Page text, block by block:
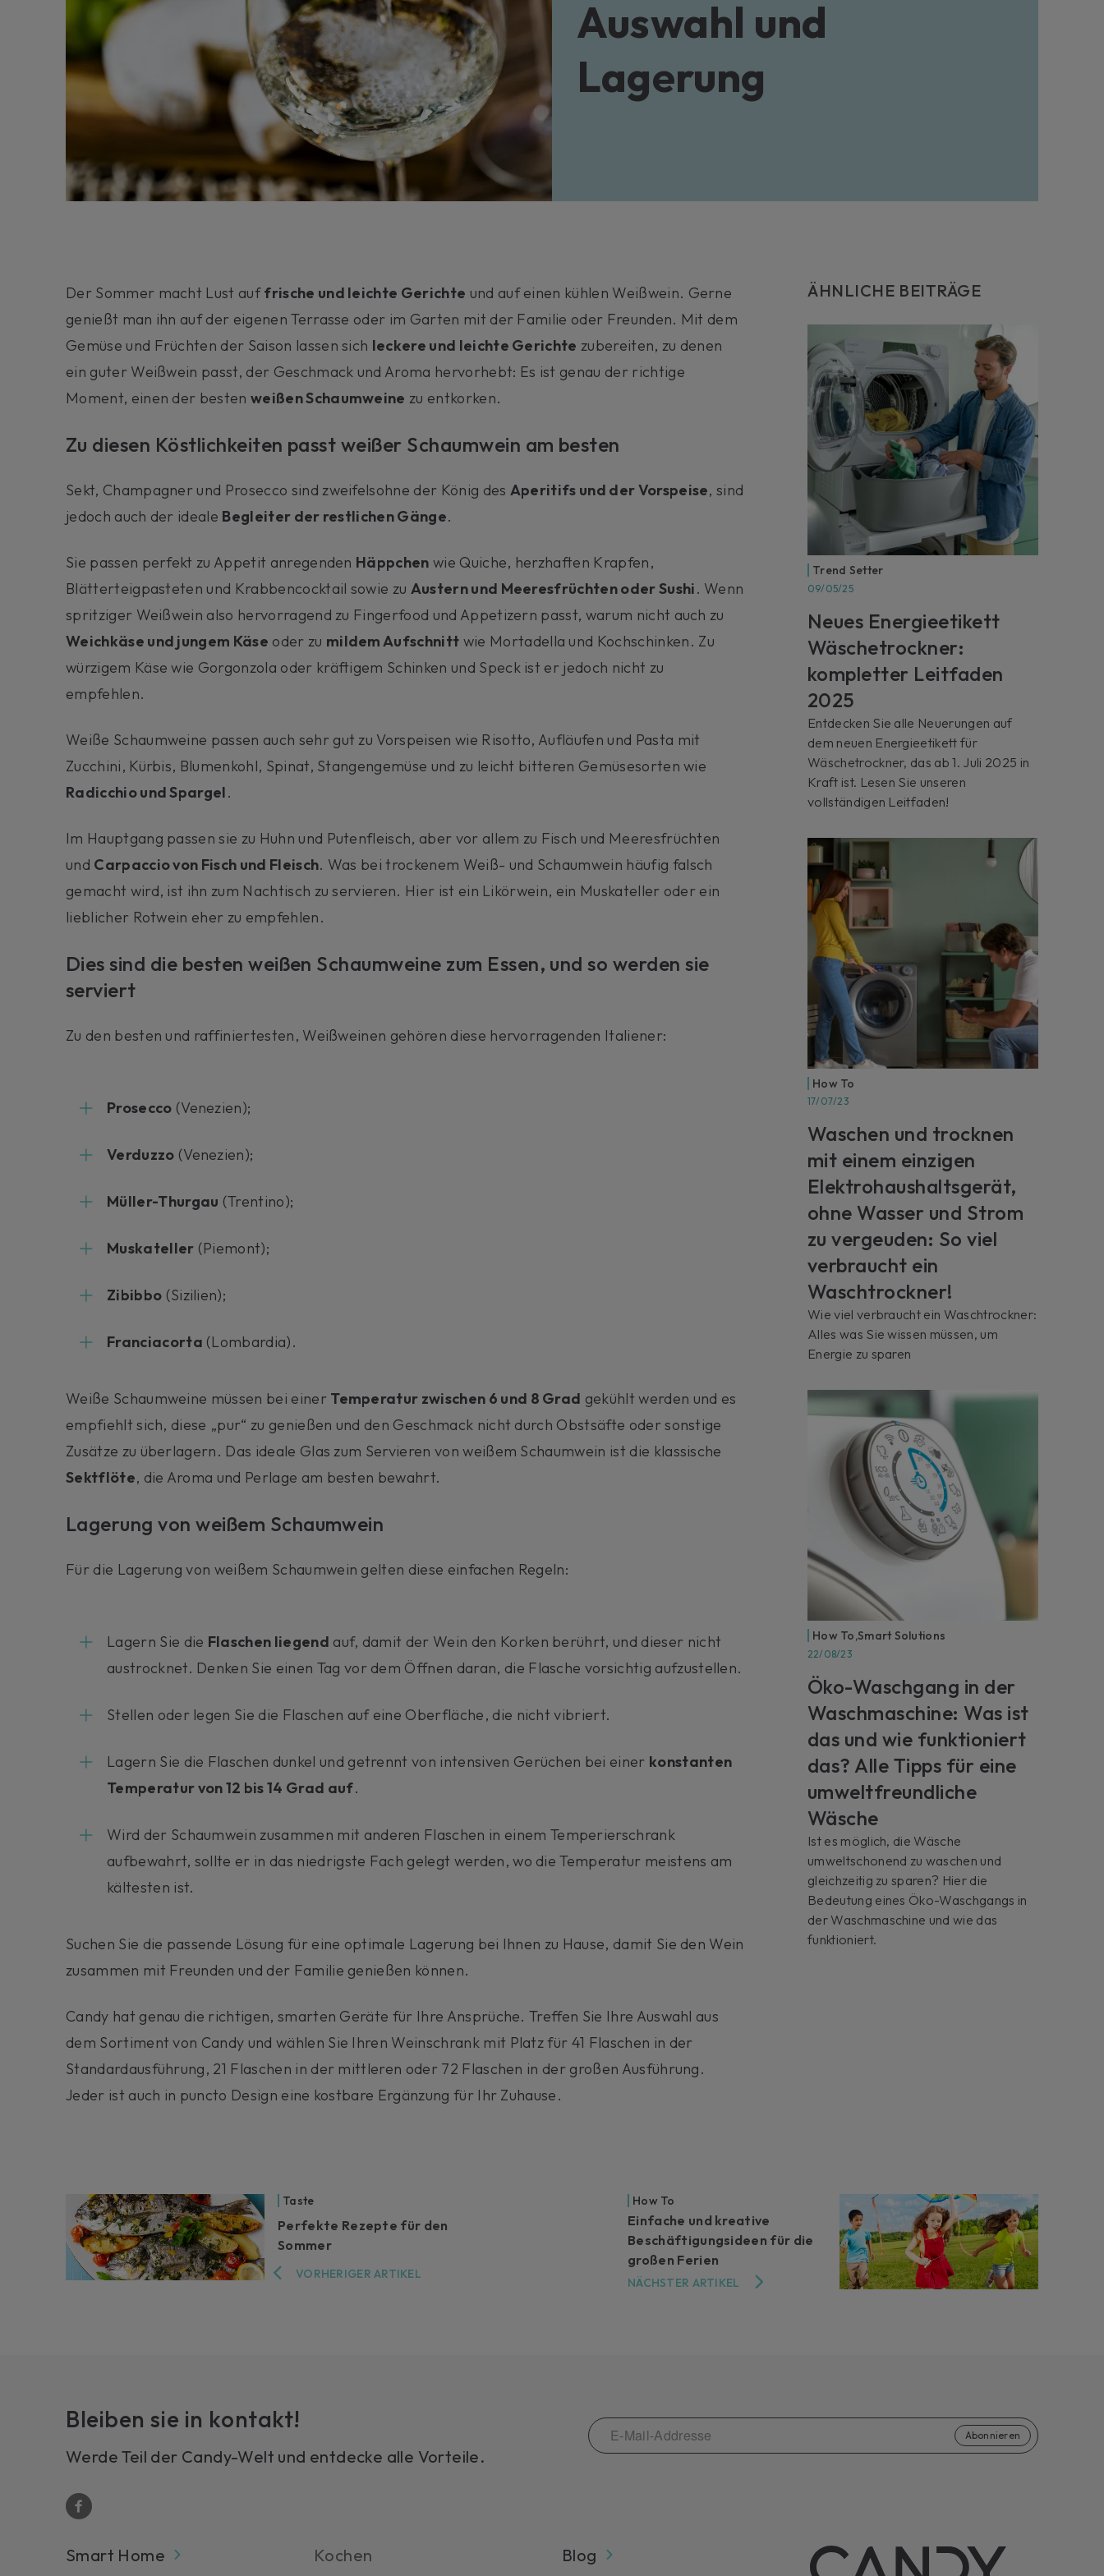
Um sich vor unvorhergesehenen Ausgaben zu schützen, sollten
Sie eine Serviceverlängerung für Ihr Haushaltsgerät anfordern.
Auswahl und
Lagerung
Der Sommer macht Lust auffrische und leichte Gerichte und auf einen kühlen Weißwein. Gerne
genießt man ihn auf der eigenen Terrasse oder im Garten mit der Familie oder Freunden. Mit dem
Gemüse und Früchten der Saison lassen sich leckere und leichte Gerichte zubereiten, zu denen
ein guter Weißwein passt, der Geschmack und Aroma hervorhebt: Es ist genau der richtige
Moment, einen der bestenweißen Schaumweine zu entkorken.
Zu diesen Köstlichkeiten passt weißer Schaumwein am besten
Sekt, Champagner und Prosecco sind zweifelsohne der König des Aperitifs und der Vorspeise, sind
jedoch auch der ideale Begleiter der restlichen Gänge.
Sie passen perfekt zu Appetit anregenden Häppchen wie Quiche, herzhaften Krapfen,
Blätterteigpasteten und Krabbencocktail sowie zu Austern und Meeresfrüchten oder Sushi. Wenn
spritziger Weißwein also hervorragend zu Fingerfood und Appetizern passt, warum nicht auch zu
Weichkäse und jungem Käse oder zu mildem Aufschnitt wie Mortadella und Kochschinken. Zu
würzigem Käse wie Gorgonzola oder kräftigem Schinken und Speck ist er jedoch nicht zu
empfehlen.
Weiße Schaumweine passen auch sehr gut zu Vorspeisen wie Risotto, Aufläufen und Pasta mit
Zucchini, Kürbis, Blumenkohl, Spinat, Stangengemüse und zu leicht bitteren Gemüsesorten wie
Radicchio und Spargel.
Im Hauptgang passen sie zu Huhn und Putenfleisch, aber vor allem zu Fisch und Meeresfrüchten
und Carpaccio von Fisch und Fleisch. Was bei trockenem Weiß- und Schaumwein häufig falsch
gemacht wird, ist ihn zum Nachtisch zu servieren. Hier ist ein Likörwein, ein Muskateller oder ein
lieblicher Rotwein eher zu empfehlen.
Dies sind die besten weißen Schaumweine zum Essen, und so werden sie
serviert
Zu den besten und raffiniertesten, Weißweinen gehören diese hervorragenden Italiener:
Prosecco (Venezien);
Verduzzo (Venezien);
Müller-Thurgau (Trentino);
Muskateller (Piemont);
Zibibbo (Sizilien);
Franciacorta (Lombardia).
Weiße Schaumweine müssen bei einer Temperatur zwischen 6 und 8 Grad gekühlt werden und es
empfiehlt sich, diese „pur“ zu genießen und den Geschmack nicht durch Obstsäfte oder sonstige
Zusätze zu überlagern. Das ideale Glas zum Servieren von weißem Schaumwein ist die klassische
Sektflöte, die Aroma und Perlage am besten bewahrt.
Lagerung von weißem Schaumwein
Für die Lagerung von weißem Schaumwein gelten diese einfachen Regeln:
Lagern Sie die Flaschen liegend auf, damit der Wein den Korken berührt, und dieser nicht
austrocknet. Denken Sie einen Tag vor dem Öffnen daran, die Flasche vorsichtig aufzustellen.
Stellen oder legen Sie die Flaschen auf eine Oberfläche, die nicht vibriert.
Lagern Sie die Flaschen dunkel und getrennt von intensiven Gerüchen bei einer konstanten
Temperatur von 12 bis 14 Grad auf.
Wird der Schaumwein zusammen mit anderen Flaschen in einem Temperierschrank
aufbewahrt, sollte er in das niedrigste Fach gelegt werden, wo die Temperatur meistens am
kältesten ist.
Suchen Sie die passende Lösung für eine optimale Lagerung bei Ihnen zu Hause, damit Sie den Wein
zusammen mit Freunden und der Familie genießen können.
Candy hat genau die richtigen, smarten Geräte für Ihre Ansprüche. Treffen Sie Ihre Auswahl aus
dem Sortiment von Candy und wählen Sie Ihren Weinschrank mit Platz für 41 Flaschen in der
Standardausführung, 21 Flaschen in der mittleren oder 72 Flaschen in der großen Ausführung.
Jeder ist auch in puncto Design eine kostbare Ergänzung für Ihr Zuhause.
ÄHNLICHE BEITRÄGE
Trend Setter
09/05/25
Neues Energieetikett
Wäschetrockner:
kompletter Leitfaden
2025
Entdecken Sie alle Neuerungen auf
dem neuen Energieetikett für
Wäschetrockner, das ab 1. Juli 2025 in
Kraft ist. Lesen Sie unseren
vollständigen Leitfaden!
How To
17/07/23
Waschen und trocknen
mit einem einzigen
Elektrohaushaltsgerät,
ohne Wasser und Strom
zu vergeuden: So viel
verbraucht ein
Waschtrockner!
Wie viel verbraucht ein Waschtrockner:
Alles was Sie wissen müssen, um
Energie zu sparen
How To,Smart Solutions
22/08/23
Öko-Waschgang in der
Waschmaschine: Was ist
das und wie funktioniert
das? Alle Tipps für eine
umweltfreundliche
Wäsche
Ist es möglich, die Wäsche
umweltschonend zu waschen und
gleichzeitig zu sparen? Hier die
Bedeutung eines Öko-Waschgangs in
der Waschmaschine und wie das
funktioniert.
Taste
Perfekte Rezepte für den
Sommer
VORHERIGER ARTIKEL
How To
Einfache und kreative
Beschäftigungsideen für die
großen Ferien
NÄCHSTER ARTIKEL
Bleiben sie in kontakt!
Werde Teil der Candy-Welt und entdecke alle Vorteile.
Abonnieren
Smart Home
Kochen
Blog